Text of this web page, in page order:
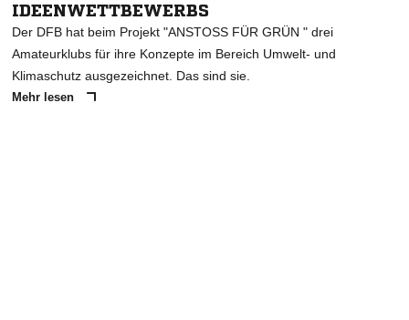
IDEENWETTBEWERBS
Der DFB hat beim Projekt "ANSTOSS FÜR GRÜN " drei
Amateurklubs für ihre Konzepte im Bereich Umwelt- und
Klimaschutz ausgezeichnet. Das sind sie.
Mehr lesen